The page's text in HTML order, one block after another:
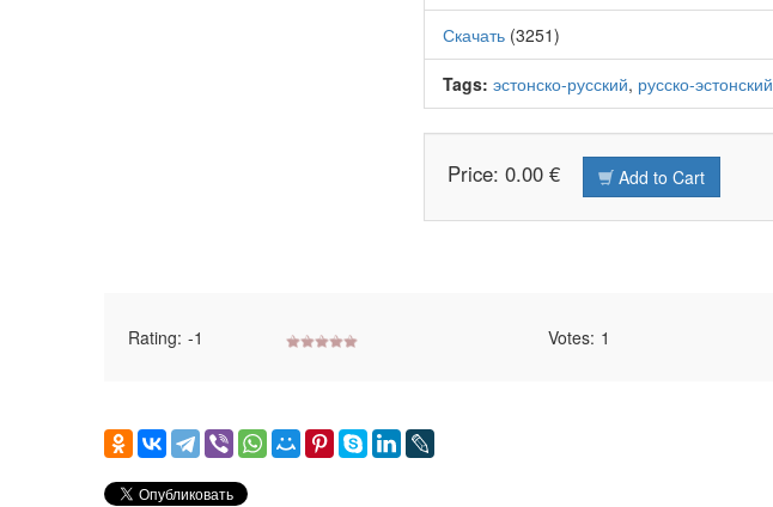
Скачать(3251)
Tags: эстонско-русский, русско-эстонский
Price: 0.00 € Add to Cart
Rating: -1 Votes: 1